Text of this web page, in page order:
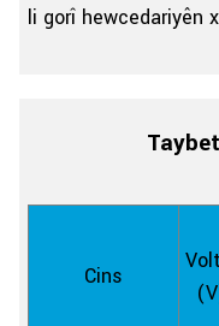
li gorî hewcedariyên
Cins